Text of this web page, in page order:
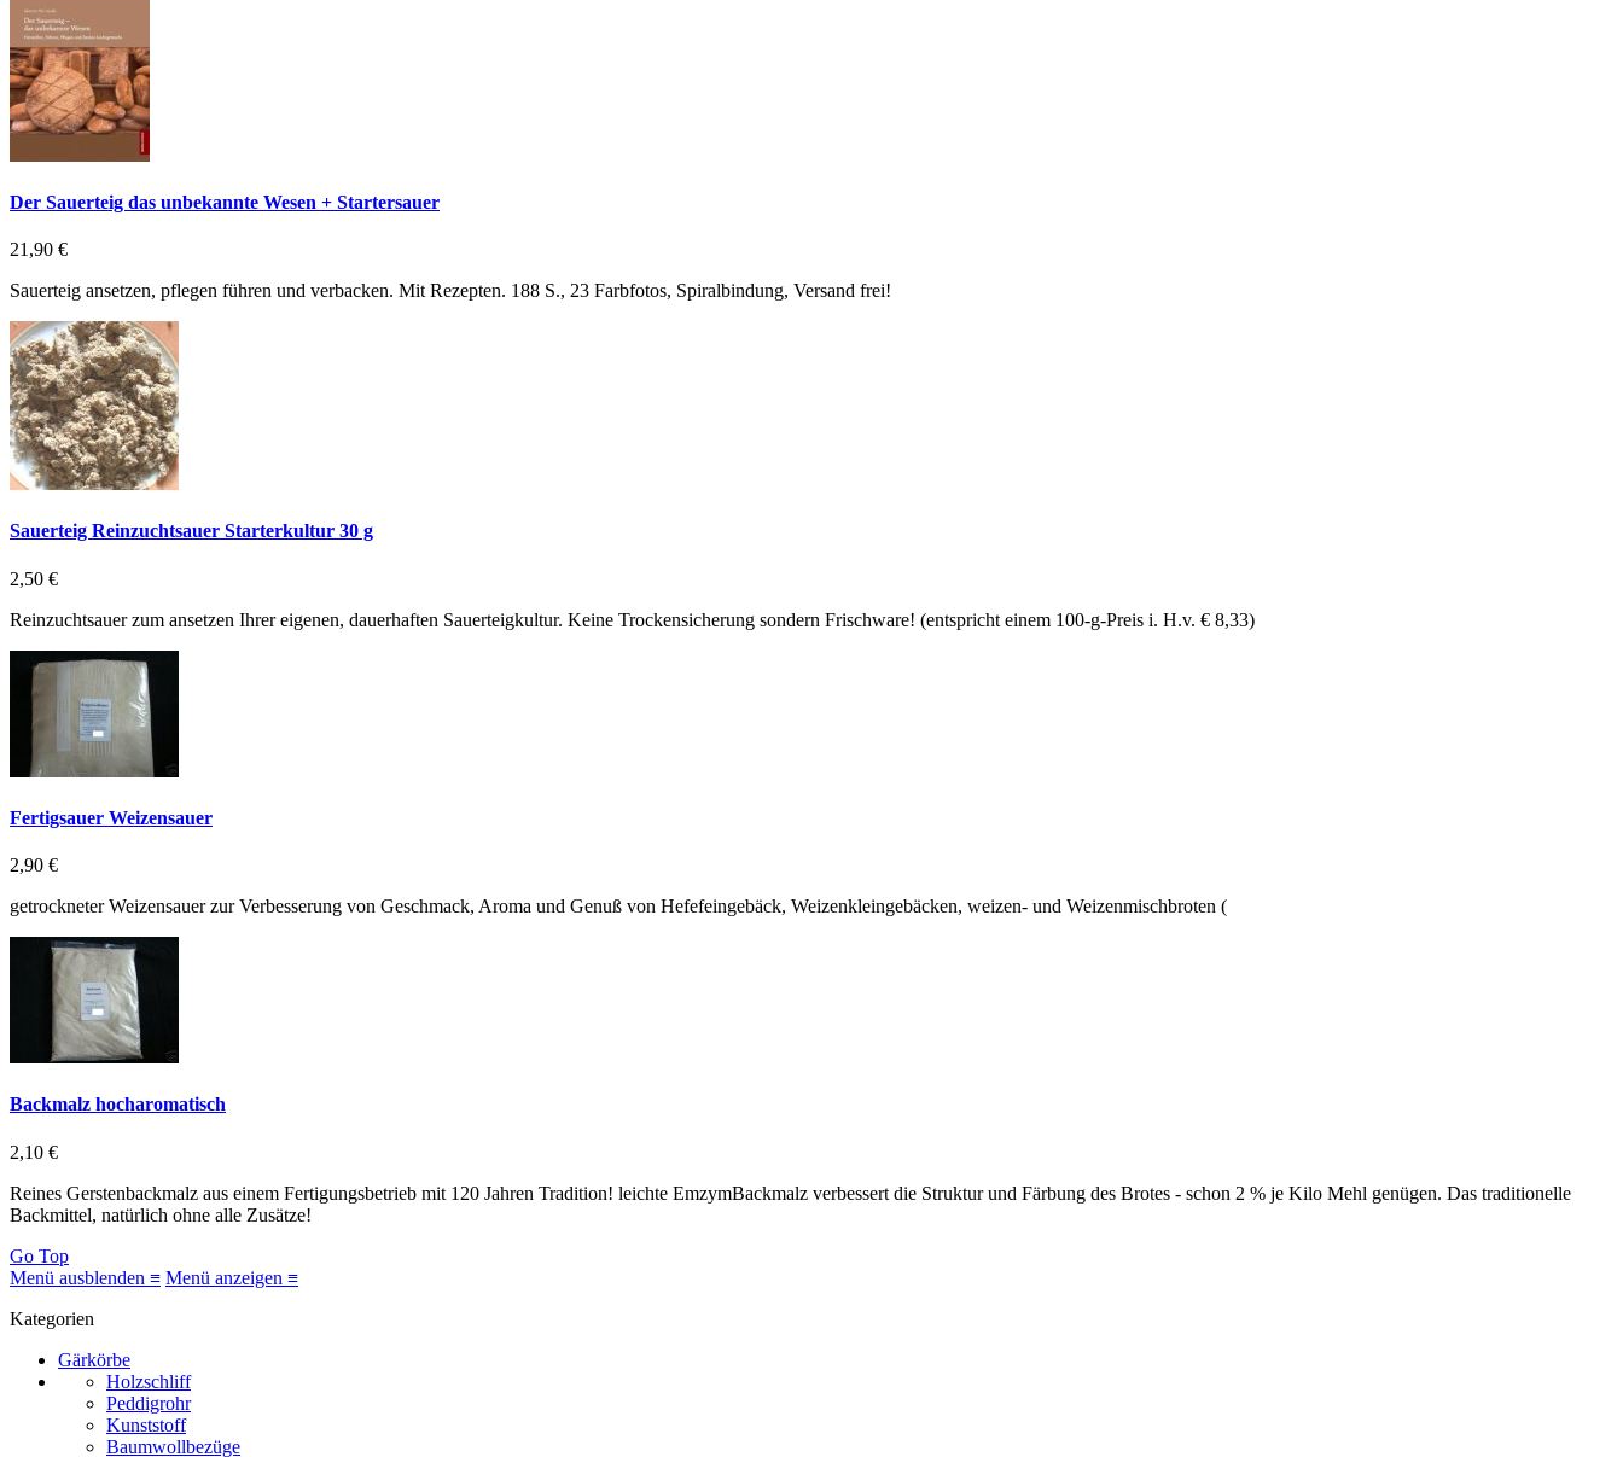
Der Sauerteig das unbekannte Wesen + Startersauer
21,90 €
Sauerteig ansetzen, pflegen führen und verbacken. Mit Rezepten. 188 S., 23 Farbfotos, Spiralbindung, Versand frei!
Sauerteig Reinzuchtsauer Starterkultur 30 g
2,50 €
Reinzuchtsauer zum ansetzen Ihrer eigenen, dauerhaften Sauerteigkultur. Keine Trockensicherung sondern Frischware! (entspricht einem 100-g-Preis i. H.v. € 8,33)
Fertigsauer Weizensauer
2,90 €
getrockneter Weizensauer zur Verbesserung von Geschmack, Aroma und Genuß von Hefefeingebäck, Weizenkleingebäcken, weizen- und Weizenmischbroten (
Backmalz hocharomatisch
2,10 €
Reines Gerstenbackmalz aus einem Fertigungsbetrieb mit 120 Jahren Tradition! leichte EmzymBackmalz verbessert die Struktur und Färbung des Brotes - schon 2 % je Kilo Mehl genügen. Das traditionelle
Backmittel, natürlich ohne alle Zusätze!
Go Top
Menü ausblenden ≡ Menü anzeigen ≡
Kategorien
Gärkörbe
Holzschliff
Peddigrohr
Kunststoff
Baumwollbezüge